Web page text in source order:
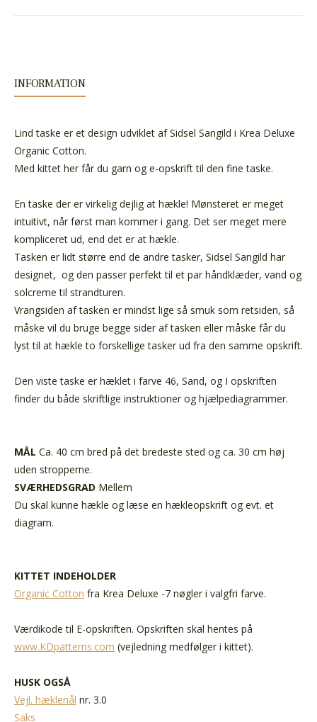
INFORMATION
Lind taske er et design udviklet af Sidsel Sangild i Krea Deluxe
Organic Cotton.
Med kittet her får du garn og e-opskrift til den fine taske.
En taske der er virkelig dejlig at hækle! Mønsteret er meget
intuitivt, når først man kommer i gang. Det ser meget mere
kompliceret ud, end det er at hækle.
Tasken er lidt større end de andre tasker, Sidsel Sangild har
designet, og den passer perfekt til et par håndklæder, vand og
solcreme til strandturen.
Vrangsiden af tasken er mindst lige så smuk som retsiden, så
måske vil du bruge begge sider af tasken eller måske får du
lyst til at hækle to forskellige tasker ud fra den samme opskrift.
Den viste taske er hæklet i farve 46, Sand, og I opskriften
finder du både skriftlige instruktioner og hjælpediagrammer.
MÅL Ca. 40 cm bred på det bredeste sted og ca. 30 cm høj
uden stropperne.
SVÆRHEDSGRAD Mellem
Du skal kunne hækle og læse en hækleopskrift og evt. et
diagram.
KITTET INDEHOLDER
Organic Cotton fra Krea Deluxe -7 nøgler i valgfri farve.
Værdikode til E-opskriften. Opskriften skal hentes på
www.KDpatterns.com (vejledning medfølger i kittet).
HUSK OGSÅ
Vejl. hæklenål nr. 3.0
Saks